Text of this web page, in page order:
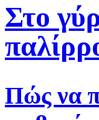
Στο
Πώς να